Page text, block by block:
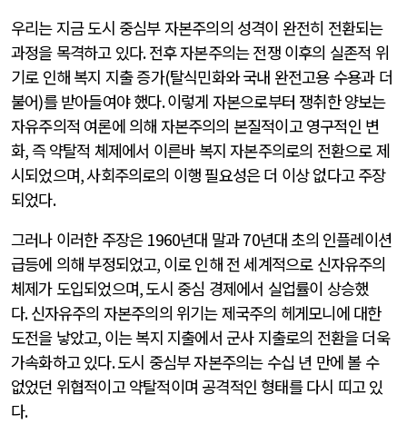
우리는 지금 도시 중심부 자본주의의 성격이 완전히 전환되는
과정을 목격하고 있다.전후 자본주의는 전쟁 이후의 실존적 위
기로 인해 복지 지출 증가(탈식민화와 국내 완전고용 수용과 더
불어)를 받아들여야 했다.이렇게 자본으로부터 쟁취한 양보는
자유주의적 여론에 의해 자본주의의 본질적이고 영구적인 변
화,즉 약탈적 체제에서 이른바 복지 자본주의로의 전환으로 제
시되었으며,사회주의로의 이행 필요성은 더 이상 없다고 주장
되었다.
그러나 이러한 주장은 1960년대 말과70년대 초의 인플레이션
급등에 의해 부정되었고, 이로 인해 전 세계적으로 신자유주의
체제가 도입되었으며,도시 중심 경제에서 실업률이 상승했
다.신자유주의 자본주의의 위기는 제국주의 헤게모니에 대한
도전을 낳았고, 이는 복지 지출에서 군사 지출로의 전환을 더욱
가속화하고 있다.도시 중심부 자본주의는 수십 년 만에 볼 수
없었던 위협적이고 약탈적이며 공격적인 형태를 다시 띠고 있
다.